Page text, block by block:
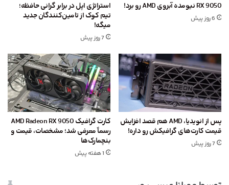
RX 9050 نیومده آبروی AMD رو برد!
6 روز پیش
استراتژی اپل در برابر گرانی حافظه؛
تیم کوک از تامین‌کنندگان جدید
میگه!
7 روز پیش
پس از انویدیا، AMD هم قصد افزایش
قیمت کارت‌های گرافیکش رو داره!
7 روز پیش
کارت گرافیک AMD Radeon RX 9050
رسماً معرفی شد؛ مشخصات، قیمت و
بنچمارک‌ها
1 هفته پیش